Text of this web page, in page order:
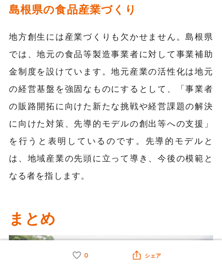
島根県の食品産業づくり
地方創生には産業づくりも欠かせません。島根県
では、地元の食品等製造事業者に対して事業補助
金制度を設けています。地元産業の活性化は地元
の経営基盤を強固なものにするとして、「事業者
の販路開拓に向けた新たな挑戦や経営課題の解決
に向けた対策、先導的モデルの創出等への支援」
を行うと表明しているのです。先導的モデルと
は、地域産業の先頭に立って導き、今後の模範と
なる者を指します。
まとめ
0 シェア